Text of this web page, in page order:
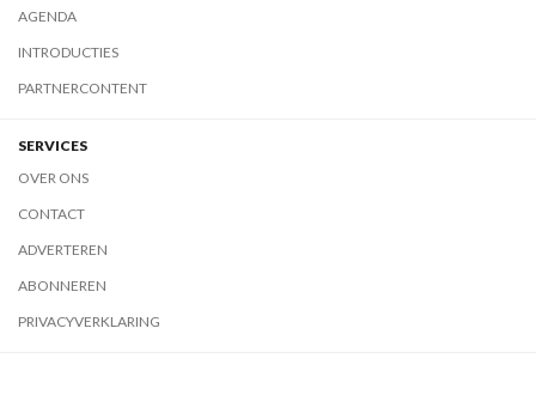
AGENDA
INTRODUCTIES
PARTNERCONTENT
SERVICES
OVER ONS
CONTACT
ADVERTEREN
ABONNEREN
PRIVACYVERKLARING